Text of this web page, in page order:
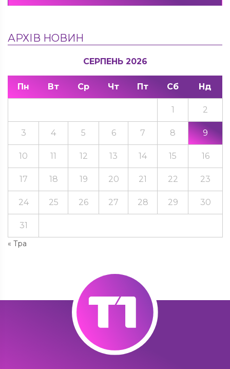
АРХІВ НОВИН
СЕРПЕНЬ 2026
Пн Вт Ср Чт Пт Сб Нд
« Тра
1 2
3 4 5 6 7 8 9
10 11 12 13 14 15 16
17 18 19 20 21 22 23
24 25 26 27 28 29 30
31